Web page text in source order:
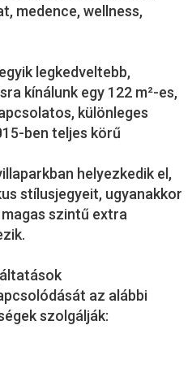
medence, wellness,
legkedveltebb,
kínálunk egy 122 m²-es,
különleges
ben teljes körű
helyezkedik el,
stílusjegyeit, ugyanakkor
szintű extra
az alábbi
szolgálják: